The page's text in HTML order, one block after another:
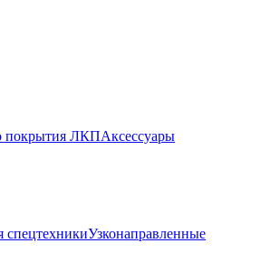
покрытия ЛКПАксессуары
спецтехникиУзконаправленные